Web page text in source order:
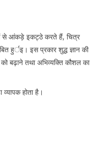
से आंकड़े इकट्ठे करते हैं, चित्र
हुर्इ। इस प्रकार शुद्ध ज्ञान की
बढ़ाने तथा अभिव्यक्ति कौशल का
होता है।